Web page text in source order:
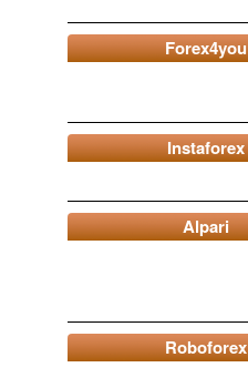
Forex4you
Instaforex
Alpari
Roboforex